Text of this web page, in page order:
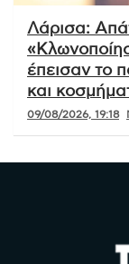
Λάρισα:
έπεισαν το
και
09/08/2026, 19:18